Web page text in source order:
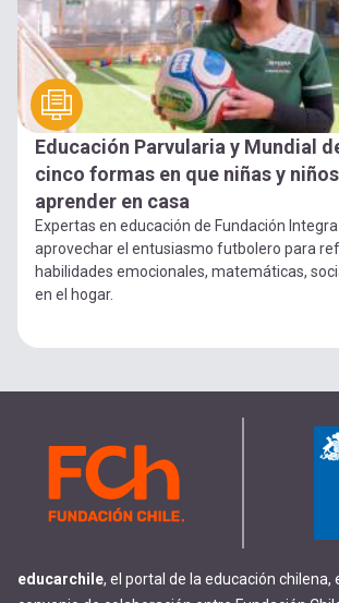
Educación Parvularia y Mundial
cinco formas en que niñas y
aprender en casa
Expertas en educación de Fundación
aprovechar el entusiasmo futbolero para
habilidades emocionales, matemáticas,
en el hogar.
educarchile, el portal de la educación chilena,